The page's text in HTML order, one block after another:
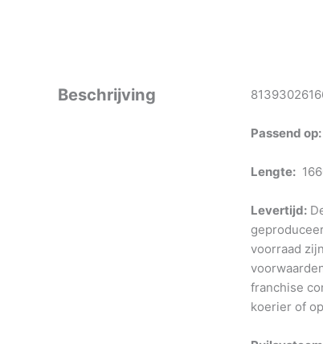
Beschrijving
Passend op:
Lengte:
Levertijd:
voorraad
franchise
koerier of